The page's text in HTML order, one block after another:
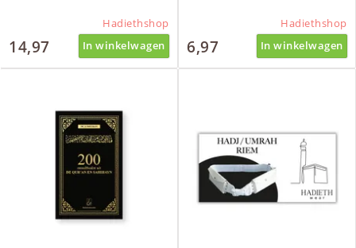
Hadiethshop
14,97 In winkelwagen
Hadiethshop
6,97 In winkelwagen